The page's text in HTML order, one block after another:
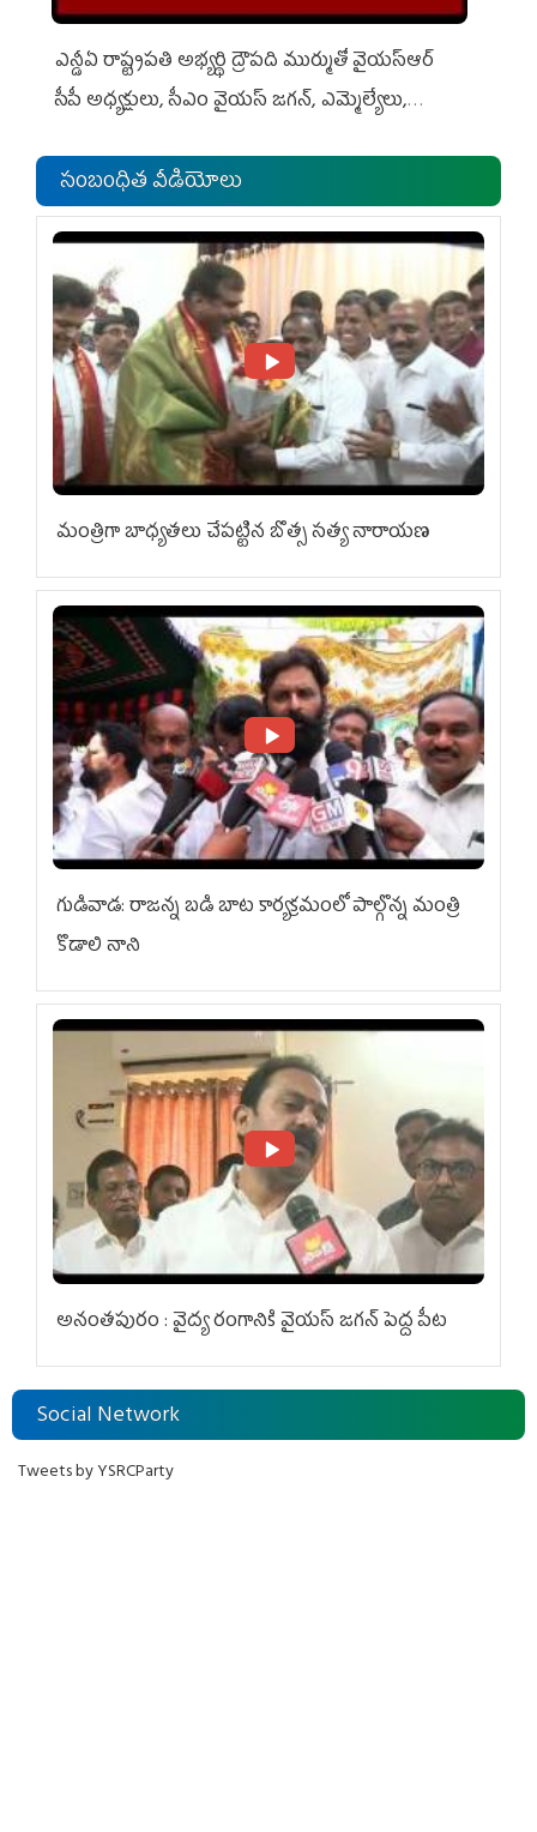
ఎన్డీఏ రాష్ట్ర‌ప‌తి అభ్య‌ర్థి ద్రౌప‌ది ముర్ముతో వైయ‌స్ఆర్
సీపీ అధ్య‌క్షులు, సీఎం వైయ‌స్ జ‌గ‌న్, ఎమ్మెల్యేలు,
సంబంధిత వీడియోలు
మంత్రిగా బాధ్యతలు చేపట్టిన బొత్స సత్య నారాయణ
గుడివాడ: రాజన్న బడి బాట కార్యక్రమంలో పాల్గొన్న మంత్రి
కొడాలి నాని
అనంతపురం : వైద్య రంగానికి వైయ‌స్ జ‌గ‌న్ పెద్ద పీట
Social Network
Tweets by YSRCParty